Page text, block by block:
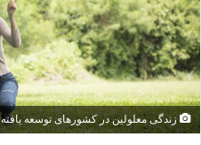
ی
م
ی
ل
زندگی معلولین در کشورهای توسعه یافته